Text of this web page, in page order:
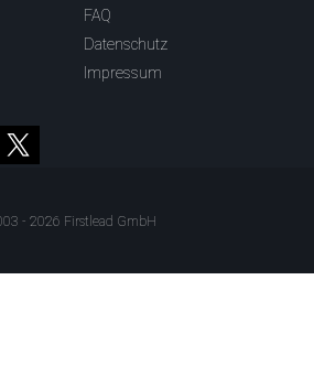
FAQ
Datenschutz
Impressum
- 2026 Firstlead GmbH